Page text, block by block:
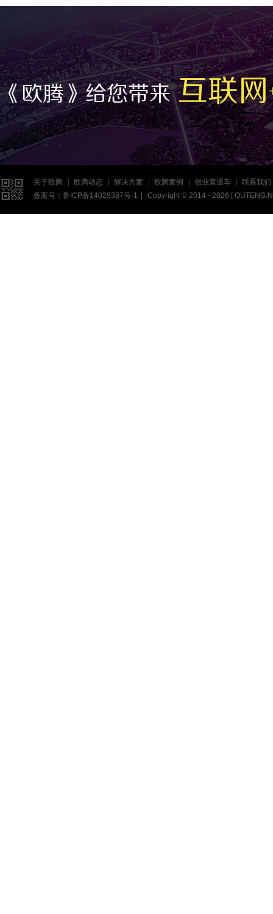
兰纳美宿客栈
迪欧客
贸易网
山东省勘察设计协会
《欧腾》给您带来互联网
 关于欧腾 欧腾动态 解决方案 欧腾案例 创业直通车
联系我们
备案号： 鲁ICP备14029387号-1 Copyright © 2014 - 2026 [